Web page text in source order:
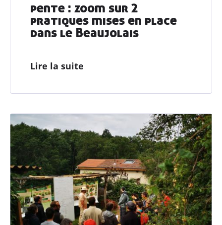
pente : zoom sur 2
pratiques mises en place
dans le Beaujolais
Lire la suite